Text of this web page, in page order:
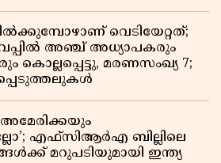
വെടിയേറ്റത്;
അഞ്ച് അധ്യാപകരും
കൊല്ലപ്പെട്ടു, മരണസംഖ്യ 7;
എഫ്സിആർഎ ബില്ലിലെ
മറുപടിയുമായി ഇന്ത്യ